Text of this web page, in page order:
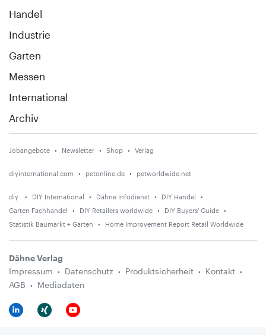
Handel
Industrie
Garten
Messen
International
Archiv
Jobangebote Newsletter Shop Verlag
diyinternational.com petonline.de petworldwide.net
diy DIY International Dähne Infodienst
DIY Handel
Garten Fachhandel
DIY Retailers worldwide
DIY Buyers' Guide
Statistik Baumarkt + Garten
Home Improvement Report Retail Worldwide
Dähne Verlag
Impressum
Datenschutz Produktsicherheit
Kontakt
AGB
Mediadaten